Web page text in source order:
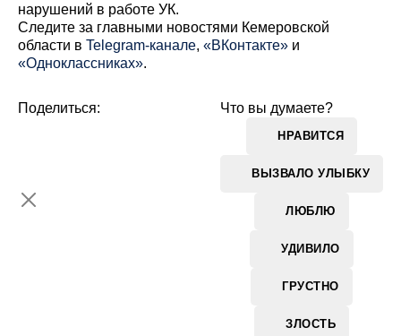
нарушений в работе УК.
Cледите за главными новостями Кемеровской
области в Telegram-канале, «ВКонтакте» и
«Одноклассниках».
Что вы думаете?
НРАВИТСЯ
ВЫЗВАЛО УЛЫБКУ
ЛЮБЛЮ
УДИВИЛО
ГРУСТНО
ЗЛОСТЬ
Поделиться: